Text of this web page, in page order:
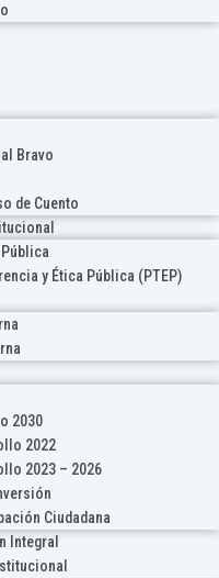
Bravo
de Cuento
y Ética Pública (PTEP)
2030
2022
2023 – 2026
Ciudadana
Integral